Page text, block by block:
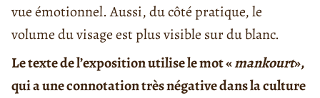
vue émotionnel. Aussi, du côté pratique, le
volume du visage est plus visible sur du blanc.
Le texte de l’exposition utilise le mot «mankourt»,
qui a une connotation très négative dans la culture